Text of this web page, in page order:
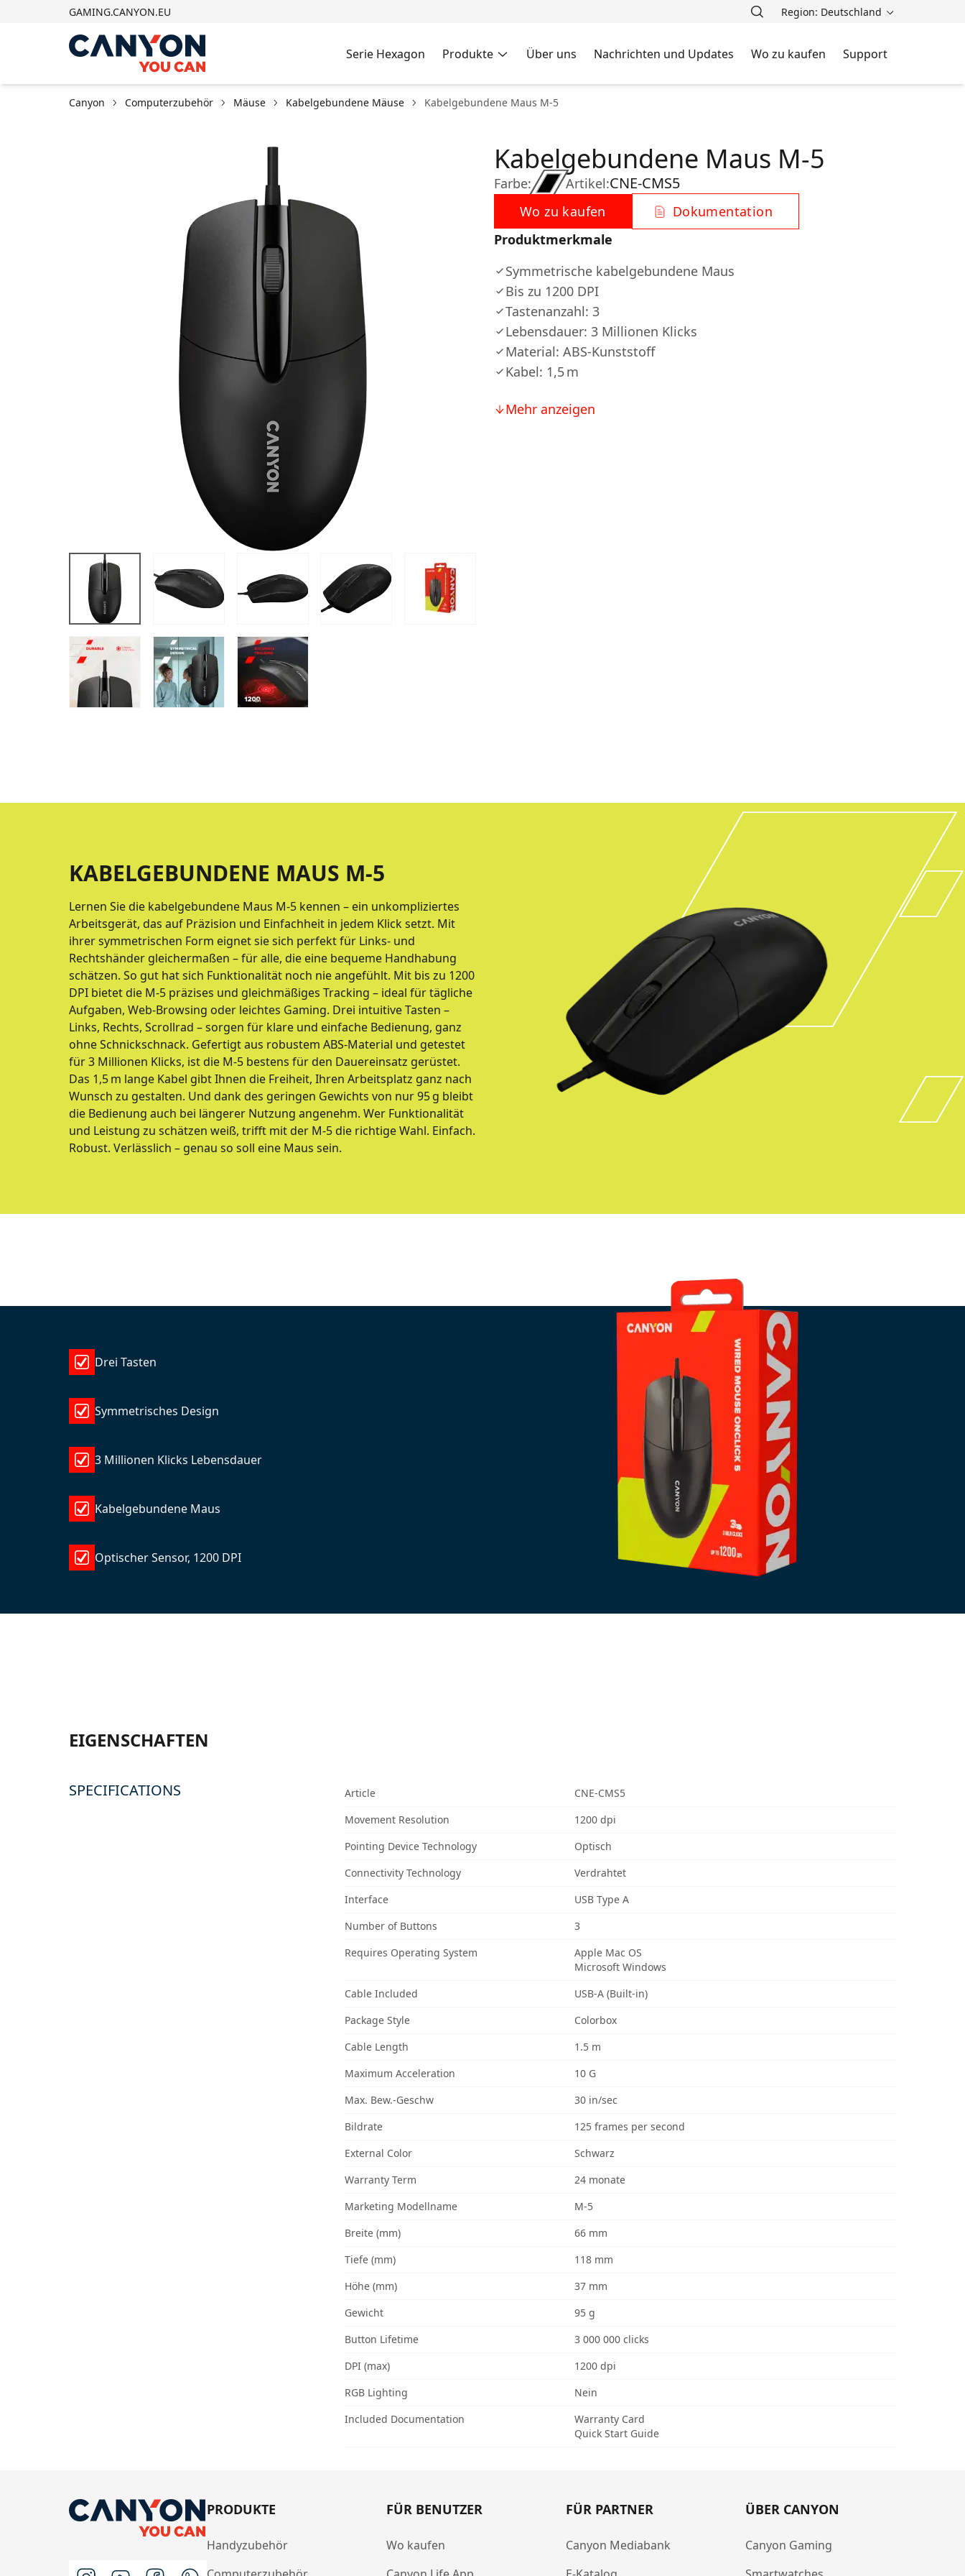
GAMING.CANYON.EU Region: Deutschland
Serie Hexagon Produkte Über uns Nachrichten und Updates Wo zu kaufen Support
Canyon Computerzubehör Mäuse Kabelgebundene Mäuse Kabelgebundene Maus M-5
Farbe:
Kabelgebundene Maus M-5
Artikel:CNE-CMS5
Wo zu kaufen
Dokumentation
Produktmerkmale
Symmetrische kabelgebundene Maus
Bis zu 1200 DPI
Tastenanzahl: 3
Lebensdauer: 3 Millionen Klicks
Material: ABS-Kunststoff
Kabel: 1,5 m
Mehr anzeigen
KABELGEBUNDENE MAUS M-5
Lernen Sie die kabelgebundene Maus M-5 kennen – ein unkompliziertes
Arbeitsgerät, das auf Präzision und Einfachheit in jedem Klick setzt. Mit
ihrer symmetrischen Form eignet sie sich perfekt für Links- und
Rechtshänder gleichermaßen – für alle, die eine bequeme Handhabung
schätzen. So gut hat sich Funktionalität noch nie angefühlt. Mit bis zu 1200
DPI bietet die M-5 präzises und gleichmäßiges Tracking – ideal für tägliche
Aufgaben, Web-Browsing oder leichtes Gaming. Drei intuitive Tasten –
Links, Rechts, Scrollrad – sorgen für klare und einfache Bedienung, ganz
ohne Schnickschnack. Gefertigt aus robustem ABS-Material und getestet
für 3 Millionen Klicks, ist die M-5 bestens für den Dauereinsatz gerüstet.
Das 1,5 m lange Kabel gibt Ihnen die Freiheit, Ihren Arbeitsplatz ganz nach
Wunsch zu gestalten. Und dank des geringen Gewichts von nur 95 g bleibt
die Bedienung auch bei längerer Nutzung angenehm. Wer Funktionalität
und Leistung zu schätzen weiß, trifft mit der M-5 die richtige Wahl. Einfach.
Robust. Verlässlich – genau so soll eine Maus sein.
Drei Tasten
Symmetrisches Design
3 Millionen Klicks Lebensdauer
Kabelgebundene Maus
Optischer Sensor, 1200 DPI
EIGENSCHAFTEN
SPECIFICATIONS Article
CNE-CMS5
Movement Resolution
1200 dpi
Pointing Device Technology
Optisch
Connectivity Technology
Verdrahtet
Interface
USB Type A
Number of Buttons
3
Requires Operating System
Apple Mac OS
Microsoft Windows
Cable Included
USB-A (Built-in)
Package Style
Colorbox
Cable Length
1.5 m
Maximum Acceleration
10 G
Max. Bew.-Geschw
30 in/sec
Bildrate
125 frames per second
External Color
Schwarz
Warranty Term
24 monate
Marketing Modellname
M-5
Breite (mm)
66 mm
Tiefe (mm)
118 mm
Höhe (mm)
37 mm
Gewicht
95 g
Button Lifetime
3 000 000 clicks
DPI (max)
1200 dpi
RGB Lighting
Nein
Included Documentation
Warranty Card
Quick Start Guide
PRODUKTE
Handyzubehör
FÜR BENUTZER
Wo kaufen
FÜR PARTNER
Canyon Mediabank
ÜBER CANYON
Canyon Gaming